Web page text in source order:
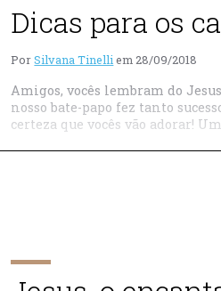
Dicas para os
PorSilvana Tinelli em 28/09/2018
Amigos, vocês lembram do
nosso bate-papo fez tanto
certeza que vocês vão adorar!